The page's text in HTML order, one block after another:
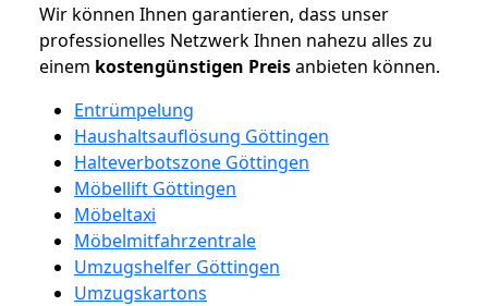
Wir können Ihnen garantieren, dass unser
professionelles Netzwerk Ihnen nahezu alles zu
einem kostengünstigen Preisanbieten können.
Entrümpelung
Haushaltsauflösung Göttingen
Halteverbotszone Göttingen
Möbellift Göttingen
Möbeltaxi
Möbelmitfahrzentrale
Umzugshelfer Göttingen
Umzugskartons